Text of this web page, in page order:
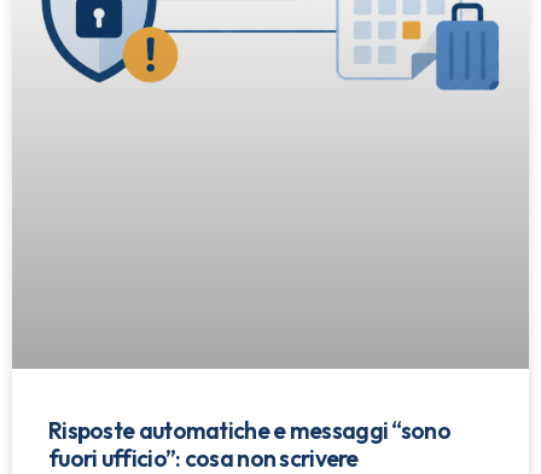
Risposte automatiche e messaggi “sono
fuori ufficio”: cosa non scrivere